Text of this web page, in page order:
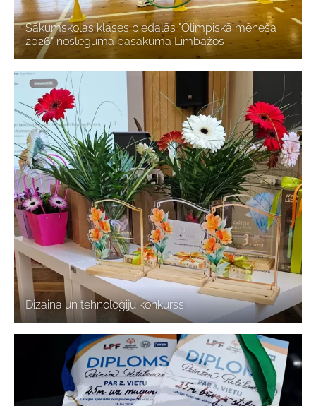
Sākumskolas klases piedalās "Olimpiskā mēneša
2026" noslēguma pasākumā Limbažos
Dizaina un tehnoloģiju konkurss